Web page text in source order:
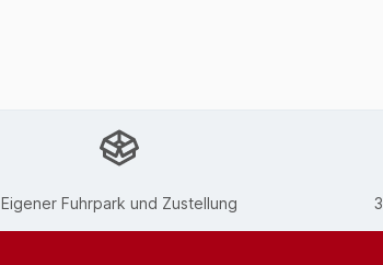
Eigener Fuhrpark und Zustellung